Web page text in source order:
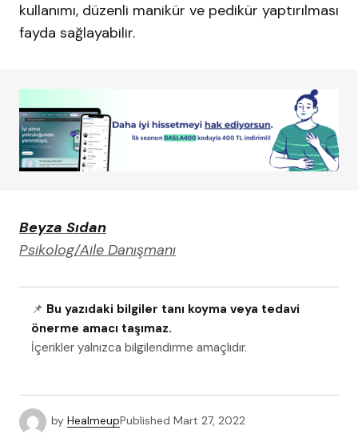
kullanımı, düzenli manikür ve pedikür yaptırılması
fayda sağlayabilir.
Beyza Sıdan
Psikolog/Aile Danışmanı
📌 Bu yazıdaki bilgiler tanı koyma veya tedavi
önerme amacı taşımaz.
İçerikler yalnızca bilgilendirme amaçlıdır.
by HealmeupPublished Mart 27, 2022